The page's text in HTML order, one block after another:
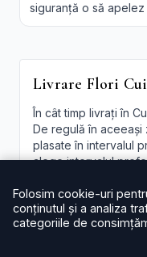
siguranță o să
Livrare Flori
În cât timp livrați în
De regulă în
plasate în intervalul
alege intervalul
Este livrarea de flori
sâmbăta?
perioade
Folosim cookie-uri
conținutul și a analiza
categoriile de